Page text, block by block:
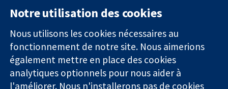
Des données
probantes.
Des décisions
éclairées.
Une meilleure
11-13 Cavendish
Square
Londres
W1G0AN
Royaume-Uni
nous
Actualités
Service de
presse
Qui sommes-
nous
Notre utilisation des cookies
Nous utilisons les cookies nécessaires au
fonctionnement de notre site. Nous aimerions
également mettre en place des cookies
analytiques optionnels pour nous aider à
l'améliorer. Nous n'installerons pas de cookies